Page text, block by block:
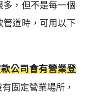
多，但不是每一個
道時，可用以下
公司會有營業登
有固定營業場所，